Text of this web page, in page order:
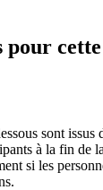
pour
sont issus
à la fin de
si les